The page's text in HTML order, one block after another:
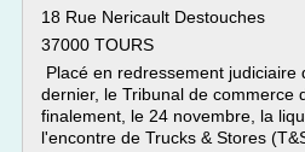
18 Rue Nericault Destouches
37000 TOURS
Placé en redressement judiciaire
dernier, le Tribunal de commerce
finalement, le 24 novembre, la
l'encontre de Trucks & Stores